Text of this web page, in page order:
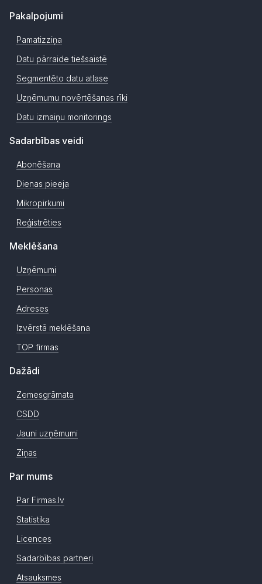
Pakalpojumi
Pamatizziņa
Datu pārraide tiešsaistē
Segmentēto datu atlase
Uzņēmumu novērtēšanas rīki
Datu izmaiņu monitorings
Sadarbības veidi
Abonēšana
Dienas pieeja
Mikropirkumi
Reģistrēties
Meklēšana
Uzņēmumi
Personas
Adreses
Izvērstā meklēšana
TOP firmas
Dažādi
Zemesgrāmata
CSDD
Jauni uzņēmumi
Ziņas
Par mums
Par Firmas.lv
Statistika
Licences
Sadarbības partneri
Atsauksmes